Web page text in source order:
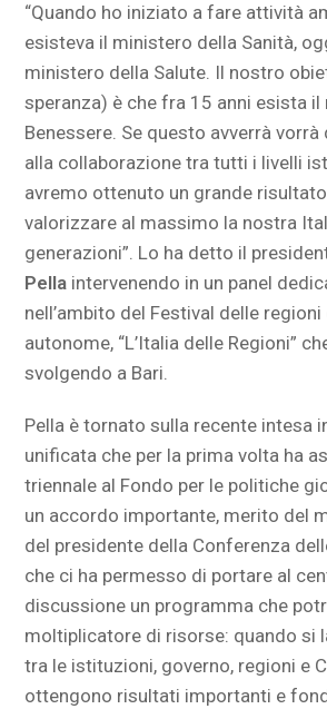
“Quando ho iniziato a fare attività
esisteva il ministero della Sanità,
ministero della Salute. Il nostro
speranza) è che fra 15 anni esista
Benessere. Se questo avverrà vorrà
alla collaborazione tra tutti i livelli
avremo ottenuto un grande
valorizzare al massimo la nostra
generazioni”. Lo ha detto il
Pella intervenendo in un panel
nell’ambito del Festival delle
autonome, “L’Italia delle Regioni”
svolgendo a Bari.
Pella è tornato sulla recente intesa
unificata che per la prima volta ha
triennale al Fondo per le politiche
un accordo importante, merito del
del presidente della Conferenza
che ci ha permesso di portare al
discussione un programma che
moltiplicatore di risorse: quando si
tra le istituzioni, governo, regioni e
ottengono risultati importanti e